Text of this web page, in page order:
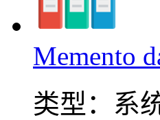
Memento
类型： 系